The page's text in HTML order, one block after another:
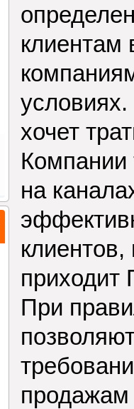
клиентам
хочет
Компании
на
При
продажам